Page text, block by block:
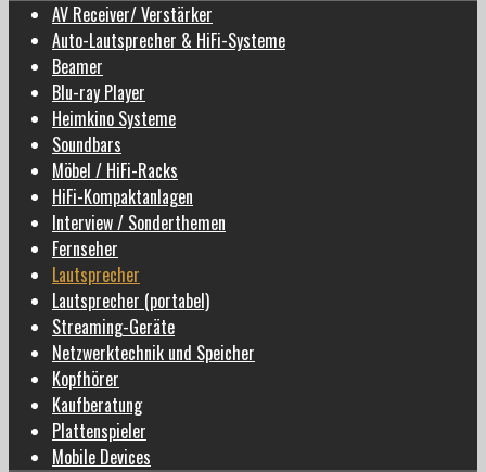
AV Receiver/ Verstärker
Auto-Lautsprecher & HiFi-Systeme
Beamer
Blu-ray Player
Heimkino Systeme
Soundbars
Möbel / HiFi-Racks
HiFi-Kompaktanlagen
Interview / Sonderthemen
Fernseher
Lautsprecher
Lautsprecher (portabel)
Streaming-Geräte
Netzwerktechnik und Speicher
Kopfhörer
Kaufberatung
Plattenspieler
Mobile Devices